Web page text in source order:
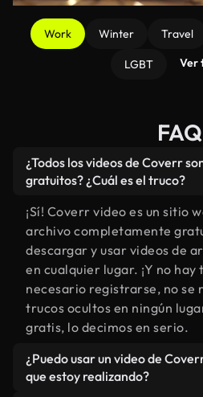
Work Winter Travel
LGBT Ver
FAQ
¿Todos los videos de Coverr
gratuitos? ¿Cuál es el truco?
¡Sí! Coverr video es un sitio
archivo completamente
descargar y usar videos de
en cualquier lugar. ¡Y no hay
necesario registrarse, no se
trucos ocultos en ningún
gratis, lo decimos en serio.
¿Puedo usar un video de
que estoy realizando?